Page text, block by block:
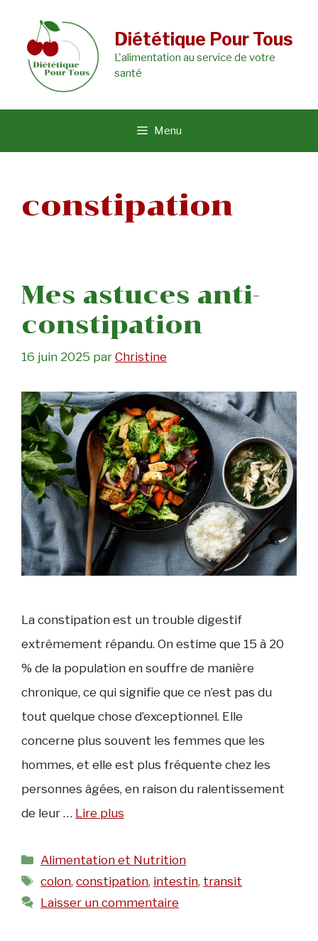
contenu
Diététique Pour Tous
L'alimentation au service de votre
santé
Menu
constipation
Mes astuces anti-
constipation
16 juin 2025 par Christine
La constipation est un trouble digestif
extrêmement répandu. On estime que 15 à 20
% de la population en souffre de manière
chronique, ce qui signifie que ce n’est pas du
tout quelque chose d’exceptionnel. Elle
concerne plus souvent les femmes que les
hommes, et elle est plus fréquente chez les
personnes âgées, en raison du ralentissement
de leur … Lire plus
Catégories
Alimentation et Nutrition
Étiquettes
colon,constipation, intestin, transit
Laisser un commentaire